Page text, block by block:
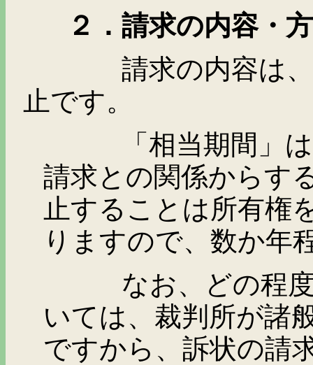
２．請求の内容・
請求の内容は、相
止です。
「相当期間」は、
請求との関係からす
止することは所有権
りますので、数か年
なお、どの程度の
いては、裁判所が諸
ですから、訴状の請